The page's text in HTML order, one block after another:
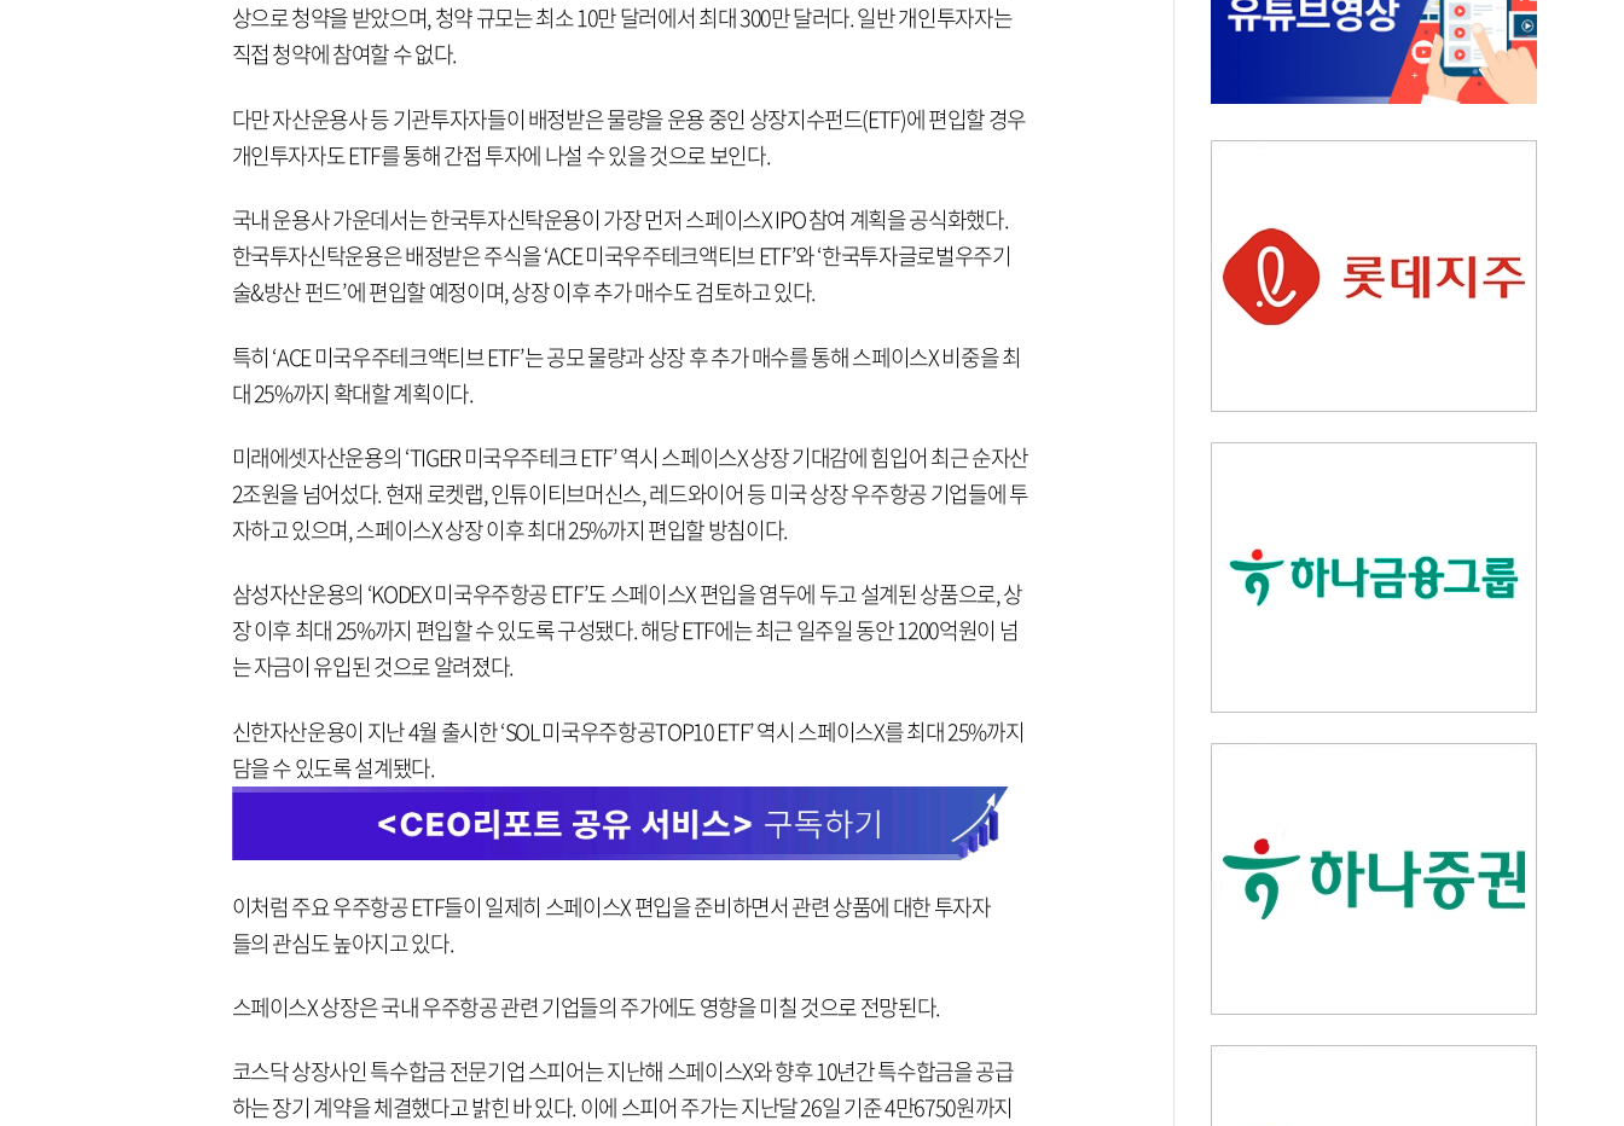
상으로 청약을 받았으며, 청약 규모는 최소 10만 달러에서 최대 300만 달러다. 일반 개인투자자는
직접 청약에 참여할 수 없다.
다만 자산운용사 등 기관투자자들이 배정받은 물량을 운용 중인 상장지수펀드(ETF)에 편입할 경우
개인투자자도 ETF를 통해 간접 투자에 나설 수 있을 것으로 보인다.
국내 운용사 가운데서는 한국투자신탁운용이 가장 먼저 스페이스X IPO 참여 계획을 공식화했다.
한국투자신탁운용은 배정받은 주식을 ‘ACE 미국우주테크액티브 ETF’와 ‘한국투자글로벌우주기
술&방산 펀드’에 편입할 예정이며, 상장 이후 추가 매수도 검토하고 있다.
특히 ‘ACE 미국우주테크액티브 ETF’는 공모 물량과 상장 후 추가 매수를 통해 스페이스X 비중을 최
대 25%까지 확대할 계획이다.
미래에셋자산운용의 ‘TIGER 미국우주테크 ETF’ 역시 스페이스X 상장 기대감에 힘입어 최근 순자산
2조원을 넘어섰다. 현재 로켓랩, 인튜이티브머신스, 레드와이어 등 미국 상장 우주항공 기업들에 투
자하고 있으며, 스페이스X 상장 이후 최대 25%까지 편입할 방침이다.
삼성자산운용의 ‘KODEX 미국우주항공 ETF’도 스페이스X 편입을 염두에 두고 설계된 상품으로, 상
장 이후 최대 25%까지 편입할 수 있도록 구성됐다. 해당 ETF에는 최근 일주일 동안 1200억원이 넘
는 자금이 유입된 것으로 알려졌다.
신한자산운용이 지난 4월 출시한 ‘SOL 미국우주항공TOP10 ETF’ 역시 스페이스X를 최대 25%까지
담을 수 있도록 설계됐다.
이처럼 주요 우주항공 ETF들이 일제히 스페이스X 편입을 준비하면서 관련 상품에 대한 투자자
들의 관심도 높아지고 있다.
스페이스X 상장은 국내 우주항공 관련 기업들의 주가에도 영향을 미칠 것으로 전망된다.
코스닥 상장사인 특수합금 전문기업 스피어는 지난해 스페이스X와 향후 10년간 특수합금을 공급
하는 장기 계약을 체결했다고 밝힌 바 있다. 이에 스피어 주가는 지난달 26일 기준 4만6750원까지